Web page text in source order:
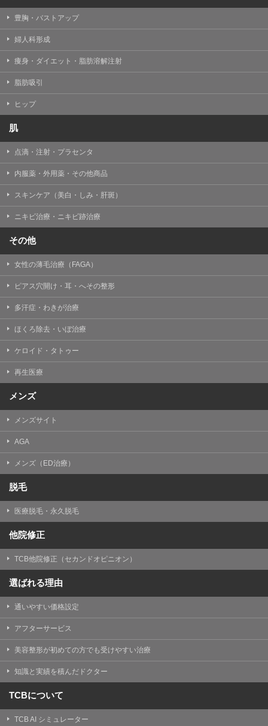
豊胸・バストアップ
婦人科形成
痩身・ダイエット・脂肪溶解注射
脂肪吸引
ヒップ
肌
点滴・注射・プラセンタ
内服薬・外用薬・その他商品
スキンケア（美白・しみ・肝斑）
ニキビ治療・ニキビ跡治療
その他
女性の薄毛治療（FAGA）
ピアス穴開け・耳・へその整形
多汗症・わきが治療
ほくろ除去・いぼ治療
ケロイド・タトゥー
再生医療
メンズ
メンズサイト
AGA
メンズ（ED治療）
脱毛
医療脱毛・永久脱毛
他院修正
TCB他院修正（セカンドオピニオン）
選ばれる理由
通いやすい価格設定
アフターサービス
美容整形が初めての方でも受けやすい治療
知識と実績を積んだドクター
TCBについて
TCB AI シミュレーター